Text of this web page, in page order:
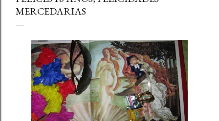
MERCEDARIAS